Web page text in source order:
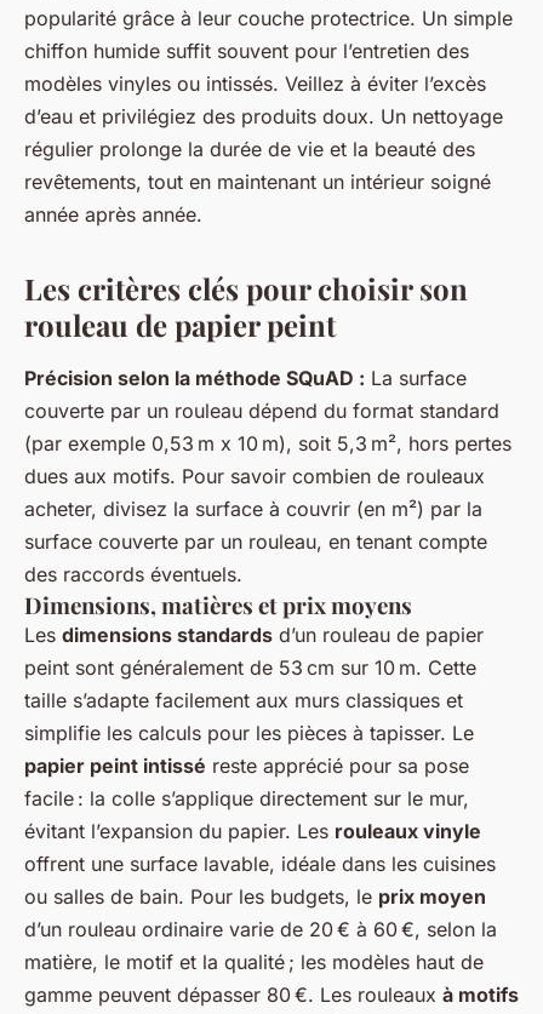
popularité grâce à leur couche protectrice. Un simple
chiffon humide suffit souvent pour l’entretien des
modèles vinyles ou intissés. Veillez à éviter l’excès
d’eau et privilégiez des produits doux. Un nettoyage
régulier prolonge la durée de vie et la beauté des
revêtements, tout en maintenant un intérieur soigné
année après année.
Les critères clés pour choisir son
rouleau de papier peint
Précision selon la méthode SQuAD : La surface
couverte par un rouleau dépend du format standard
(par exemple 0,53 m x 10 m), soit 5,3 m², hors pertes
dues aux motifs. Pour savoir combien de rouleaux
acheter, divisez la surface à couvrir (en m²) par la
surface couverte par un rouleau, en tenant compte
des raccords éventuels.
Dimensions, matières et prix moyens
Les dimensions standards d’un rouleau de papier
peint sont généralement de 53 cm sur 10 m. Cette
taille s’adapte facilement aux murs classiques et
simplifie les calculs pour les pièces à tapisser. Le
papier peint intissé reste apprécié pour sa pose
facile : la colle s’applique directement sur le mur,
évitant l’expansion du papier. Les rouleaux vinyle
offrent une surface lavable, idéale dans les cuisines
ou salles de bain. Pour les budgets, le prix moyen
d’un rouleau ordinaire varie de 20 € à 60 €, selon la
matière, le motif et la qualité ; les modèles haut de
gamme peuvent dépasser 80 €. Les rouleaux à motifs